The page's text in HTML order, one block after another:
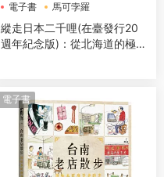
電子書 馬可孛羅
縱走日本二千哩(在臺發行20
週年紀念版)：從北海道的極北
電子書